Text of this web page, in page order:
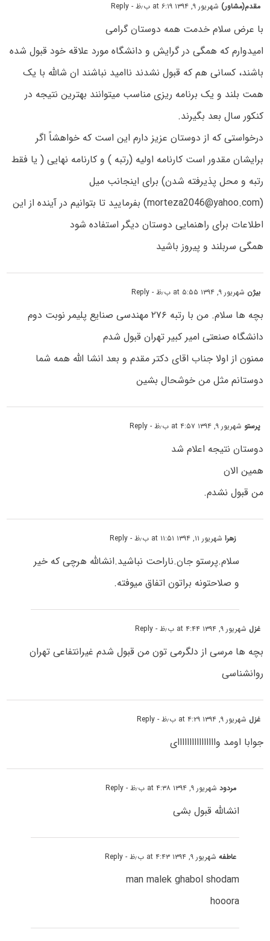
مقدم(مشاور) شهریور ۹, ۱۳۹۴ at ۶:۱۹ ب٫ظ - Reply
با عرض سلام خدمت همه دوستان گرامی
امیدوارم که همگی در گرایش و دانشگاه مورد علاقه خود قبول شده
باشند، کسانی هم که قبول نشدند ناامید نباشند ان شالله با یک
همت بلند و یک برنامه ریزی مناسب میتوانند بهترین نتیجه در
کنکور سال بعد بگیرند.
درخواستی که از دوستان عزیز دارم این است که خواهشاً اگر
برایشان مقدور است کارنامه اولیه (رتبه ) و کارنامه نهایی ( یا فقط
رتبه و محل پذیرفته شدن) برای اینجانب میل
(morteza2046@yahoo.com) بفرمایید تا بتوانیم در آینده از این
اطلاعات برای راهنمایی دوستان دیگر استفاده شود
همگی سربلند و پیروز باشید
بیژن شهریور ۹, ۱۳۹۴ at ۵:۵۵ ب٫ظ - Reply
بچه ها سلام. من با رتبه ۲۷۶ مهندسی صنایع پلیمر نوبت دوم
دانشگاه صنعتی امیر کبیر تهران قبول شدم
ممنون از اولا جناب اقای دکتر مقدم و بعد انشا الله همه شما
دوستانم مثل من خوشحال بشین
پرستو شهریور ۹, ۱۳۹۴ at ۴:۵۷ ب٫ظ - Reply
دوستان نتیجه اعلام شد
همین الان
من قبول نشدم.
زهراشهریور ۱۱, ۱۳۹۴ at ۱۱:۵۱ ب٫ظ - Reply
سلام.پرستو جان.ناراحت نباشید.انشالله هرچی که خیر
و صلاحتونه براتون اتفاق میوفته.
غزل شهریور ۹, ۱۳۹۴ at ۴:۴۴ ب٫ظ - Reply
بچه ها مرسی از دلگرمی تون من قبول شدم غیرانتفاعی تهران
روانشناسی
غزل شهریور ۹, ۱۳۹۴ at ۴:۲۹ ب٫ظ - Reply
جوابا اومد واااااااااااااااای
مردودشهریور ۹, ۱۳۹۴ at ۴:۳۸ ب٫ظ - Reply
انشالله قبول بشی
عاطفهشهریور ۹, ۱۳۹۴ at ۴:۴۳ ب٫ظ - Reply
man malek ghabol shodam
hooora